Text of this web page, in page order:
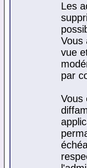
Les
Vous
vue
par
Vous